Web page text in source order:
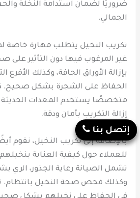
ضروريًا لضمان استدامة النخلة
الجمالي.
تكريب النخيل يتطلب مهارة خاصة
غير المرغوب فيها دون التأثير على
بإزالة الأوراق الجافة، وكذلك الأفرع
الحفاظ على الشجرة بشكل صحيح.
متخصصًا يستخدم المعدات الحديثة
إزالة التكريب بأمان ودقة.
بالإضافة إلى تكريب النخيل، نقوم
للعملاء حول كيفية العناية
تشمل الصيانة رعاية الجذور، الري
وكذلك فحص صحة النخيل بانتظام.
إتصل بنا